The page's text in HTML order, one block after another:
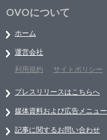
OVOについて
ホーム
運営会社
利用規約
サイトポリシー
プレスリリースはこちらへ
媒体資料および広告メニュー
記事に関するお問い合わせ